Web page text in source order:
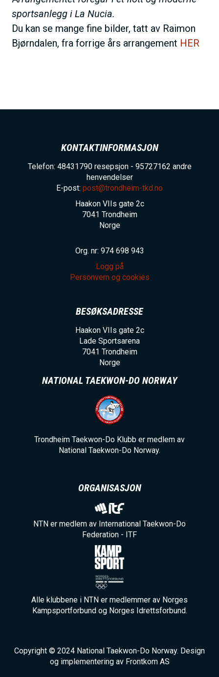
sportsanlegg i La Nucia.
Du kan se mange fine bilder, tatt av Raimon
Bjørndalen, fra forrige års arrangement HER
KONTAKTINFORMASJON
Telefon: 48431790 resepsjon - 95727162 andre
henvendelser
E-post: post@trondheim-tkd.no
Haakon VIIs gate 2c
7041 Trondheim
Norge
Org. nr: 974 698 943
Logg på
Personvern og cookies
BESØKSADRESSE
Haakon VIIs gate 2c
Lade Sportsarena
7041 Trondheim
Norge
NATIONAL TAEKWON-DO NORWAY
Trondheim Taekwon-Do Klubb er medlem av
National Taekwon-Do Norway.
ORGANISASJON
NTN er medlem av International Taekwon-Do
Federation - ITF
Alle klubbene i NTN er medlemmer av Norges
Kampsportforbund og Norges Idrettsforbund.
Copyright © 2024 National Taekwon-Do Norway. Design
og implementering av Frontkom AS